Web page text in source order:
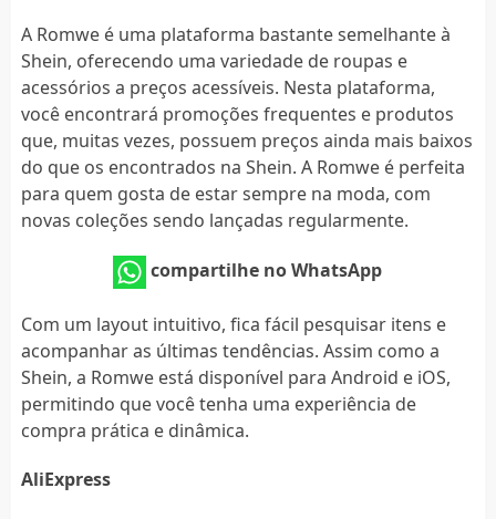
A Romwe é uma plataforma bastante semelhante à
Shein, oferecendo uma variedade de roupas e
acessórios a preços acessíveis. Nesta plataforma,
você encontrará promoções frequentes e produtos
que, muitas vezes, possuem preços ainda mais baixos
do que os encontrados na Shein. A Romwe é perfeita
para quem gosta de estar sempre na moda, com
novas coleções sendo lançadas regularmente.
compartilhe no WhatsApp
Com um layout intuitivo, fica fácil pesquisar itens e
acompanhar as últimas tendências. Assim como a
Shein, a Romwe está disponível para Android e iOS,
permitindo que você tenha uma experiência de
compra prática e dinâmica.
AliExpress